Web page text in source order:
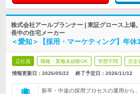
株式会社アールプランナー | 東証グロース上場
長中の住宅メーカー
＜愛知＞【採用・マーケティング】年休
正社員 職種・業種未経験OK 学歴不問 完全
情報更新日：2026/05/22 終了予定日： 2026/11/12
新卒・中途の採用プロセスの運用から